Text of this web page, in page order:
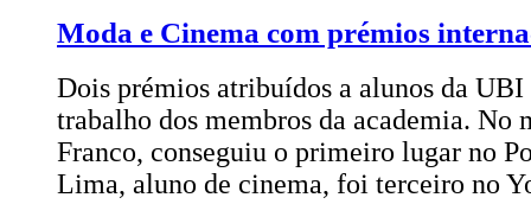
Moda e Cinema com prémios
Dois prémios atribuídos a alunos da
trabalho dos membros da academia. No
Franco, conseguiu o primeiro lugar no
Lima, aluno de cinema, foi terceiro no